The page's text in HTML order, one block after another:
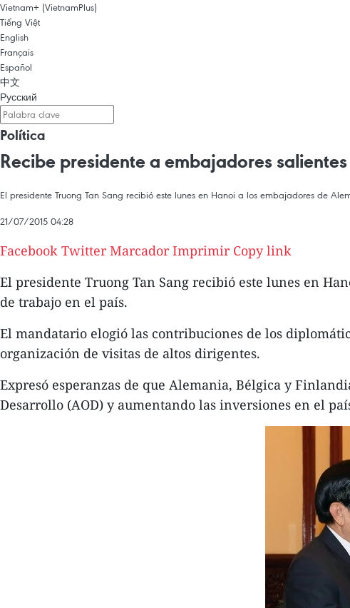
Vietnam+ (VietnamPlus)
Tiếng Việt
English
Français
Español
中文
Русский
Política
Recibe presidente a embajadores salientes
El presidente Truong Tan Sang recibió este lunes en Hanoi a los embajadores de
21/07/2015 04:28
Facebook Twitter Marcador Imprimir Copy link
El presidente Truong Tan Sang recibió este lunes en
de trabajo en el país.
El mandatario elogió las contribuciones de los
organización de visitas de altos dirigentes.
Expresó esperanzas de que Alemania, Bélgica y
Desarrollo (AOD) y aumentando las inversiones en el